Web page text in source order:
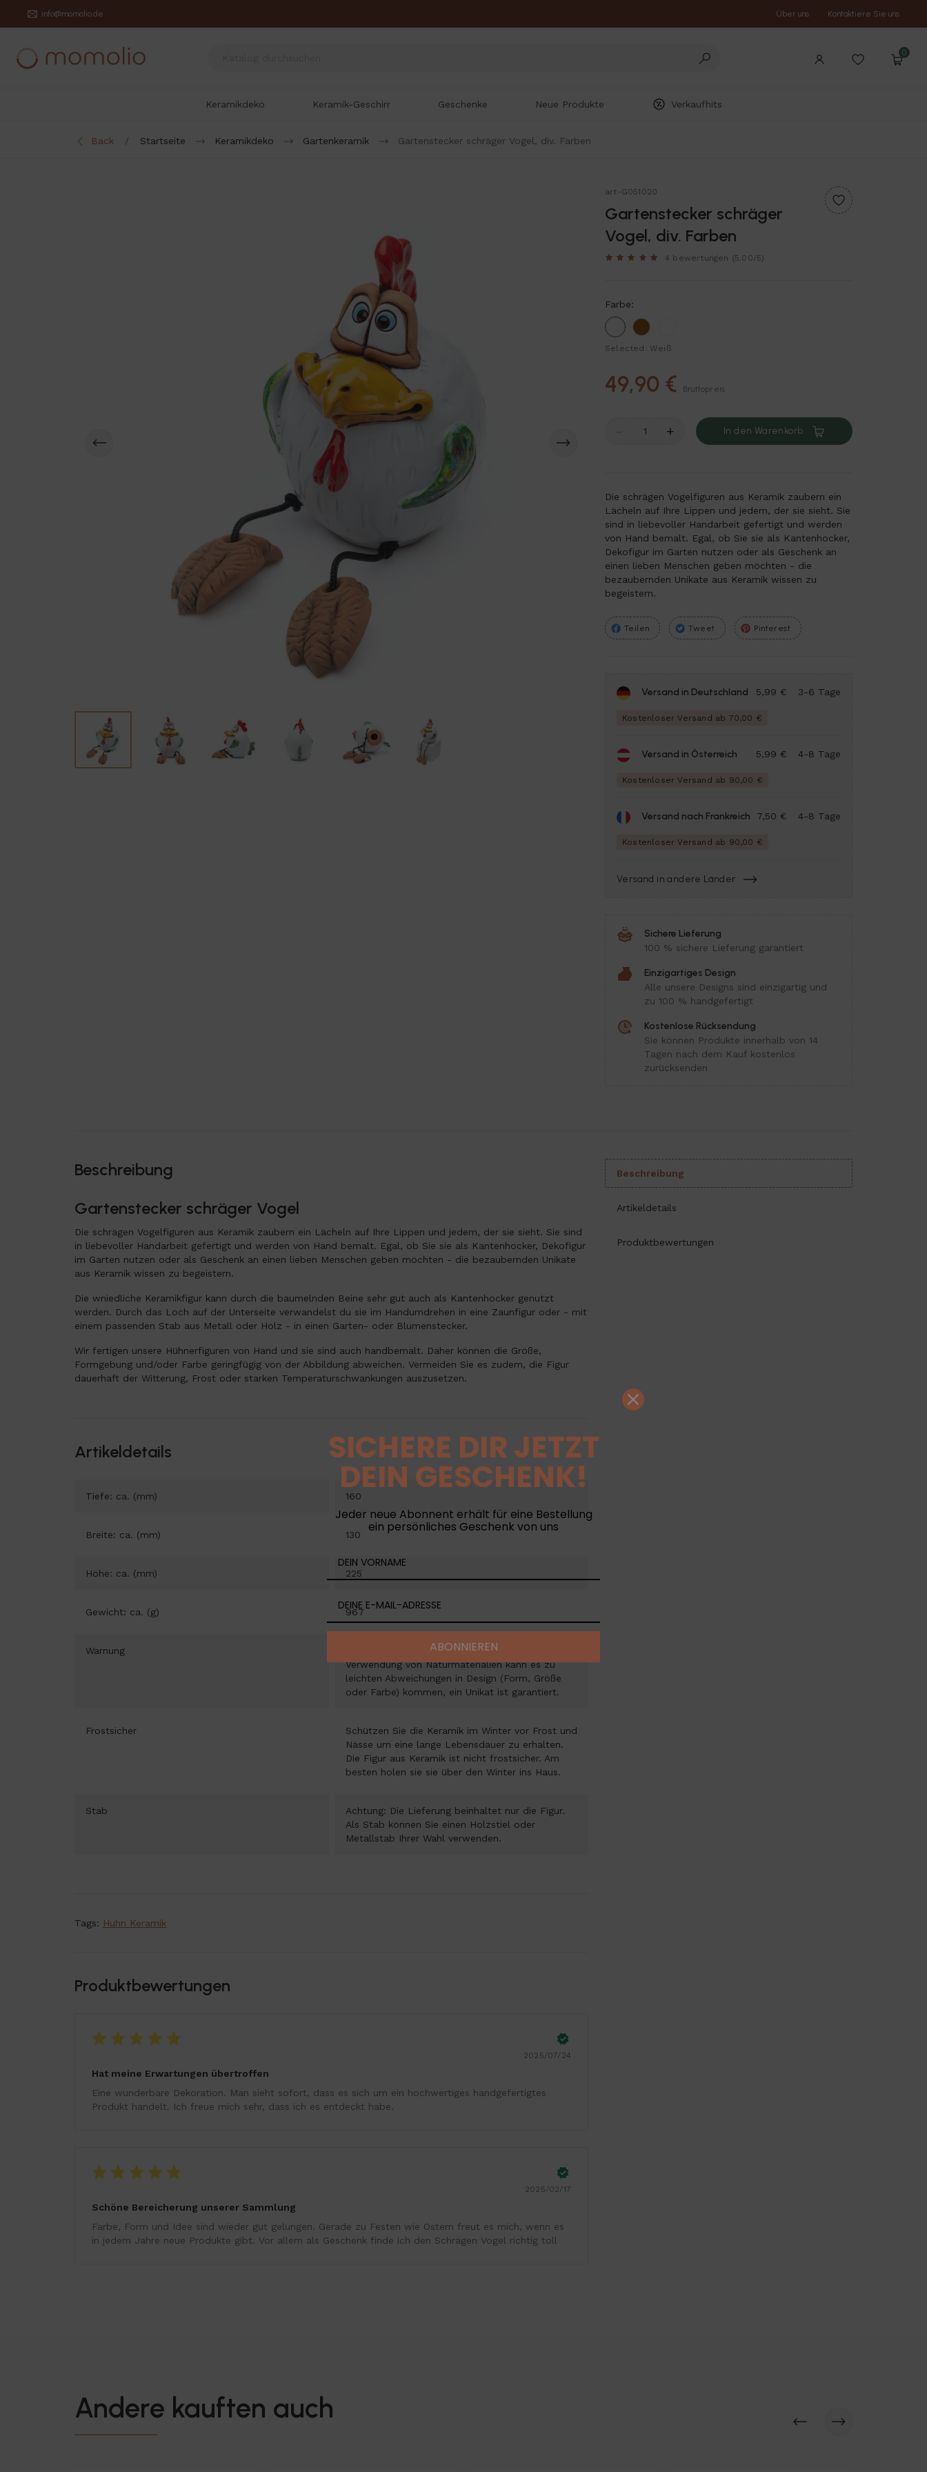
info@momolio.de Über uns Kontaktiere Sie uns
0
Keramikdeko Keramik-Geschirr Geschenke Neue Produkte Verkaufhits
Back Startseite Keramikdeko Gartenkeramik Gartenstecker schräger Vogel, div. Farben
art-G051020
Gartenstecker schräger
Vogel, div. Farben
4 bewertungen (5.00/5)
Farbe:
Weiß
Braun
Selected: Weiß
49,90 € Bruttopreis
+ In den Warenkorb
Die schrägen Vogelfiguren aus Keramik zaubern ein
Lächeln auf Ihre Lippen und jedem, der sie sieht. Sie
sind in liebevoller Handarbeit gefertigt und werden
von Hand bemalt. Egal, ob Sie sie als Kantenhocker,
Dekofigur im Garten nutzen oder als Geschenk an
einen lieben Menschen geben möchten - die
bezaubernden Unikate aus Keramik wissen zu
begeistern.
Teilen Tweet Pinterest
Versand in Deutschland 3-6 Tage
5,99 €
Kostenloser Versand ab 70,00 €
Versand in Österreich 4-8 Tage
5,99 €
Kostenloser Versand ab 90,00 €
Versand nach Frankreich 4-8 Tage
7,50 €
Kostenloser Versand ab 90,00 €
Versand in andere Länder
Sichere Lieferung
100 % sichere Lieferung garantiert
Einzigartiges Design
Alle unsere Designs sind einzigartig und
zu 100 % handgefertigt
Kostenlose Rücksendung
Sie können Produkte innerhalb von 14
Tagen nach dem Kauf kostenlos
zurücksenden
Beschreibung
Gartenstecker schräger Vogel
Die schrägen Vogelfiguren aus Keramik zaubern ein Lächeln auf Ihre Lippen und jedem, der sie sieht. Sie sind
in liebevoller Handarbeit gefertigt und werden von Hand bemalt. Egal, ob Sie sie als Kantenhocker, Dekofigur
im Garten nutzen oder als Geschenk an einen lieben Menschen geben möchten - die bezaubernden Unikate
aus Keramik wissen zu begeistern.
Die wniedliche Keramikfigur kann durch die baumelnden Beine sehr gut auch als Kantenhocker genutzt
werden. Durch das Loch auf der Unterseite verwandelst du sie im Handumdrehen in eine Zaunfigur oder - mit
einem passenden Stab aus Metall oder Holz - in einen Garten- oder Blumenstecker.
Wir fertigen unsere Hühnerfiguren von Hand und sie sind auch handbemalt. Daher können die Größe,
Formgebung und/oder Farbe geringfügig von der Abbildung abweichen. Vermeiden Sie es zudem, die Figur
dauerhaft der Witterung, Frost oder starken Temperaturschwankungen auszusetzen.
Artikeldetails
Tiefe: ca. (mm) 160
Breite: ca. (mm) 130
Höhe: ca. (mm) 225
Gewicht: ca. (g) 967
Warnung
Durch die Herstellung in Handarbeit und der
Verwendung von Naturmaterialien kann es zu
leichten Abweichungen in Design (Form, Größe
oder Farbe) kommen, ein Unikat ist garantiert.
Frostsicher
Schützen Sie die Keramik im Winter vor Frost und
Nässe um eine lange Lebensdauer zu erhalten.
Die Figur aus Keramik ist nicht frostsicher. Am
besten holen sie sie über den Winter ins Haus.
Stab
Achtung: Die Lieferung beinhaltet nur die Figur.
Als Stab können Sie einen Holzstiel oder
Metallstab Ihrer Wahl verwenden.
Tags: Huhn Keramik
Produktbewertungen
2025/07/24
Hat meine Erwartungen übertroffen
Eine wunderbare Dekoration. Man sieht sofort, dass es sich um ein hochwertiges handgefertigtes
Produkt handelt. Ich freue mich sehr, dass ich es entdeckt habe.
2025/02/17
Schöne Bereicherung unserer Sammlung
Farbe, Form und Idee sind wieder gut gelungen. Gerade zu Festen wie Ostern freut es mich, wenn es
in jedem Jahre neue Produkte gibt. Vor allem als Geschenk finde ich den Schrägen Vogel richtig toll
Beschreibung
Artikeldetails
Produktbewertungen
Andere kauften auch
SICHERE DIR JETZT
DEIN GESCHENK!
Jeder neue Abonnent erhält für eine Bestellung
ein persönliches Geschenk von uns
ABONNIEREN